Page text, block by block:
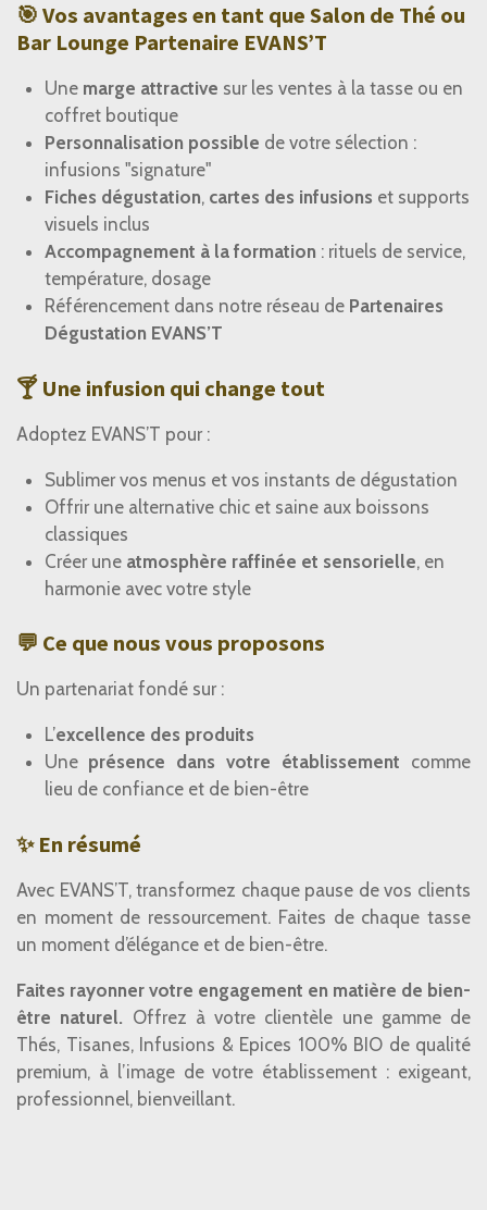
🎯 Vos avantages en tant que Salon de Thé ou
Bar Lounge Partenaire EVANS’T
Une marge attractive sur les ventes à la tasse ou en
coffret boutique
Personnalisation possible de votre sélection :
infusions "signature"
Fiches dégustation, cartes des infusions et supports
visuels inclus
Accompagnement à la formation : rituels de service,
température, dosage
Référencement dans notre réseau de Partenaires
Dégustation EVANS’T
🍸 Une infusion qui change tout
Adoptez EVANS’T pour :
Sublimer vos menus et vos instants de dégustation
Offrir une alternative chic et saine aux boissons
classiques
Créer une atmosphère raffinée et sensorielle, en
harmonie avec votre style
💬 Ce que nous vous proposons
Un partenariat fondé sur :
L’excellence des produits
Une présence dans votre établissement comme
lieu de confiance et de bien-être
✨ En résumé
Avec EVANS’T, transformez chaque pause de vos clients
en moment de ressourcement. Faites de chaque tasse
un moment d’élégance et de bien-être.
Faites rayonner votre engagement en matière de bien-
être naturel. Offrez à votre clientèle une gamme de
Thés, Tisanes, Infusions & Epices 100% BIO de qualité
premium, à l’image de votre établissement : exigeant,
professionnel, bienveillant.